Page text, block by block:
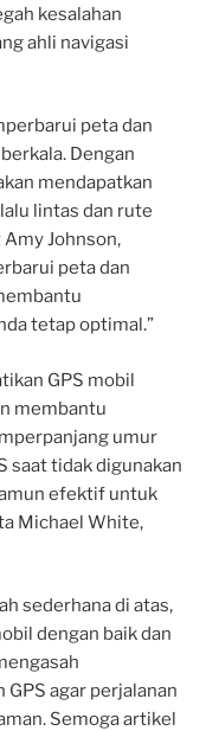
kesalahan
ahli navigasi
peta dan
Dengan
mendapatkan
lintas dan rute
Johnson,
peta dan
tetap optimal.”
GPS mobil
membantu
umur
saat tidak digunakan
efektif untuk
Michael White,
sederhana di atas,
dengan baik dan
agar perjalanan
Semoga artikel